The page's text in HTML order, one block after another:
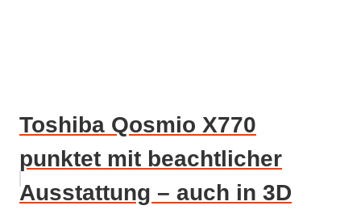
Toshiba Qosmio X770
punktet mit beachtlicher
Ausstattung – auch in 3D